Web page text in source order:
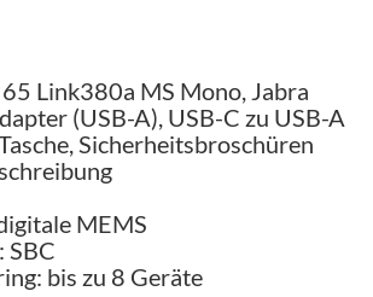
Link380a MS Mono, Jabra
(USB-A), USB-C zu USB-A
Sicherheitsbroschüren
MEMS
SBC
bis zu 8 Geräte